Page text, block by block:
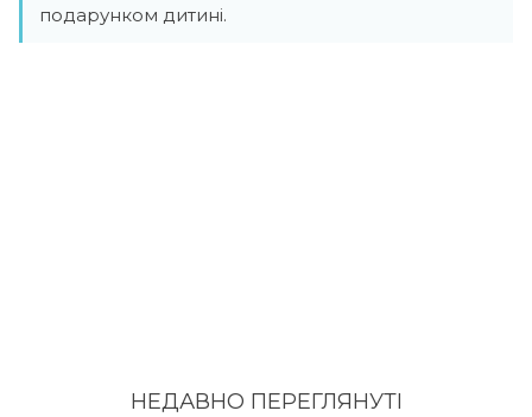
подарунком дитині.
НЕДАВНО ПЕРЕГЛЯНУТI